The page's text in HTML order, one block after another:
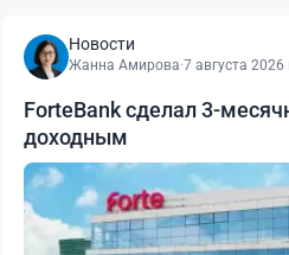
Новости
Жанна Амирова·7 августа 2026
ForteBank сделал 3-
доходным